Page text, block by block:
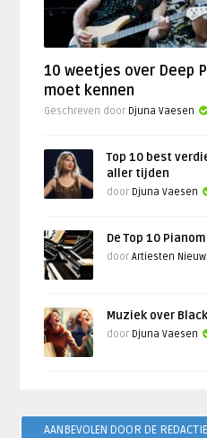
10 weetjes over Deep
moet kennen
Geschreven door Djuna Vaesen
Top 10 best
aller tijden
door Djuna Vaesen
De Top 10
doorArtiesten
Muziek over
door Djuna Vaesen
AANBEVOLEN DOOR DE REDACTIE